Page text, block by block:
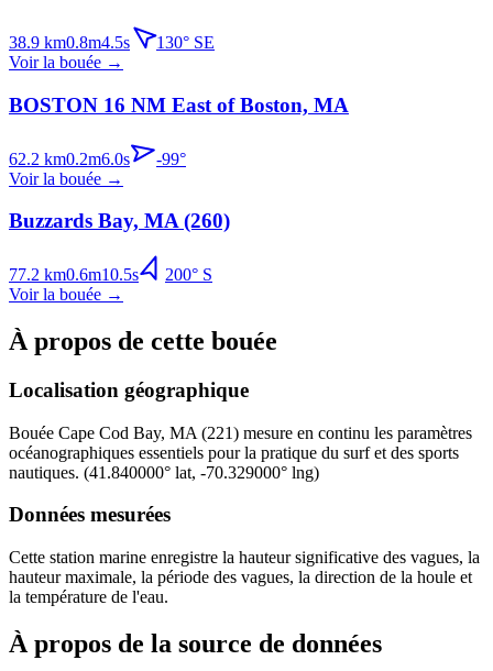
38.9 km0.8m4.5s 130° SE
Voir la bouée →
BOSTON 16 NM East of Boston, MA
62.2 km0.2m6.0s -99°
Voir la bouée →
Buzzards Bay, MA (260)
77.2 km0.6m10.5s 200° S
Voir la bouée →
À propos de cette bouée
Localisation géographique
Bouée Cape Cod Bay, MA (221) mesure en continu les paramètres
océanographiques essentiels pour la pratique du surf et des sports
nautiques. (41.840000° lat, -70.329000° lng)
Données mesurées
Cette station marine enregistre la hauteur significative des vagues, la
hauteur maximale, la période des vagues, la direction de la houle et
la température de l'eau.
À propos de la source de données